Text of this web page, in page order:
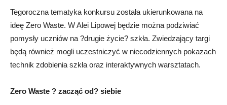
Tegoroczna tematyka konkursu została ukierunkowana na
ideę Zero Waste. W Alei Lipowej będzie można podziwiać
pomysły uczniów na ?drugie życie? szkła. Zwiedzający targi
będą również mogli uczestniczyć w niecodziennych pokazach
technik zdobienia szkła oraz interaktywnych warsztatach.
Zero Waste ? zacząć od? siebie